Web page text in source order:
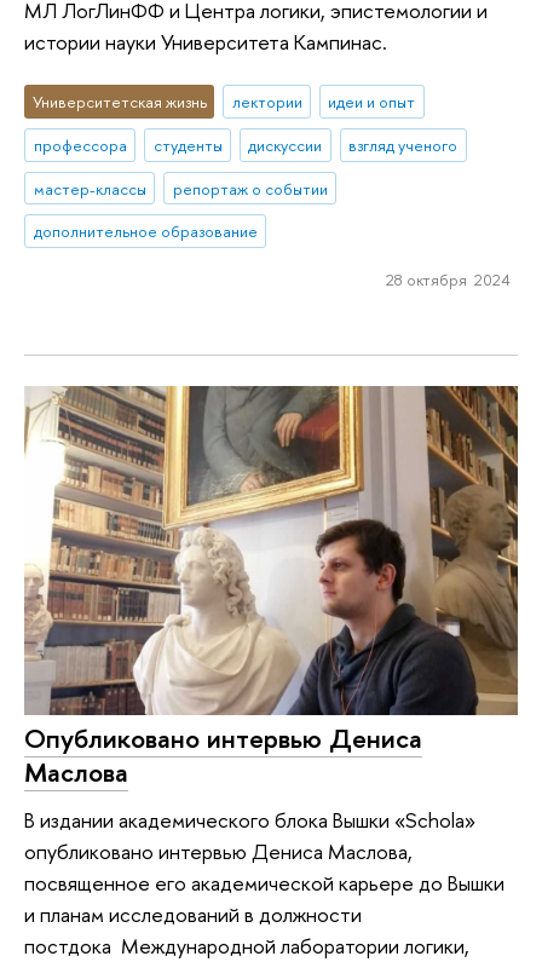
МЛ ЛогЛинФФ и Центра логики, эпистемологии и
истории науки Университета Кампинас.
Университетская жизнь лектории
идеи и опыт
профессора
студенты дискуссии
взгляд ученого
мастер-классы
репортаж о событии
дополнительное образование
28 октября 2024
Опубликовано интервью Дениса
Маслова
В издании академического блока Вышки «Schola»
опубликовано интервью Дениса Маслова,
посвященное его академической карьере до Вышки
и планам исследований в должности
постдока Международной лаборатории логики,